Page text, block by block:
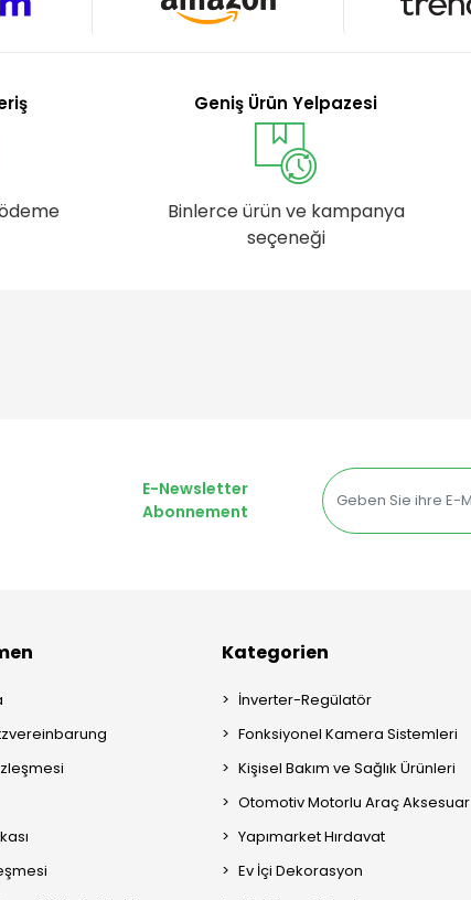
Geniş Ürün Yelpazesi
Binlerce ürün ve kampanya
seçeneği
E-Newsletter
Abonnement
Kategorien
İnverter-Regülatör
Fonksiyonel Kamera Sistemleri
Kişisel Bakım ve Sağlık Ürünleri
Otomotiv Motorlu Araç Aksesuar
Yapımarket Hırdavat
Ev İçi Dekorasyon